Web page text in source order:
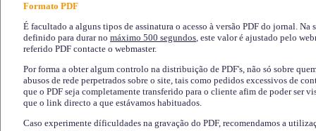
Formato PDF
É facultado a alguns tipos de assinatura o acesso à versão PDF do jornal. Na
definido para durar no máximo 500 segundos, este valor é ajustado pelo
referido PDF contacte o webmaster.
Por forma a obter algum controlo na distribuição de PDF's, não só sobre
abusos de rede perpetrados sobre o site, tais como pedidos excessivos de
que o PDF seja completamente transferido para o cliente afim de poder ser
que o link directo a que estávamos habituados.
Caso experimente díficuldades na gravação do PDF, recomendamos a